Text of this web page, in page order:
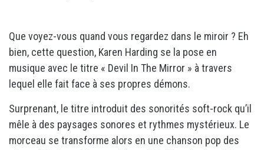
Que voyez-vous quand vous regardez dans le miroir ? Eh
bien, cette question, Karen Harding se la pose en
musique avec le titre « Devil In The Mirror » à travers
lequel elle fait face à ses propres démons.
Surprenant, le titre introduit des sonorités soft-rock qu’il
mêle à des paysages sonores et rythmes mystérieux. Le
morceau se transforme alors en une chanson pop des